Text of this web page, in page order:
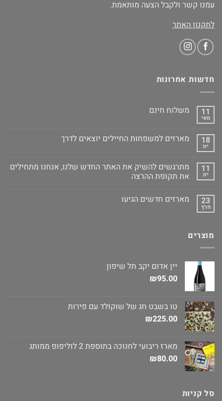
עמנו קשר ולקבל הצעה מותאמת.
לתקנון האתר
חדשות אחרונות
11
מאי
משלוח חינם
18
יונ
מארזים למשפחות החיילים יוצאים לדרך
11
יונ
מתרגשים להשיק את האתר החדש שלנו, אנחנו מתחילים
את תקופת ההרצה
23
מרץ
מארזים חדשים הגיעו
מוצרים
יין אדום יקב תל שיפון
₪95.00
טו בשבט חג של שוקולד עם פירות
₪225.00
מארז ריבועי לחנוכה בתוספת 2 לוליפופ ממותג
₪80.00
סל קניות